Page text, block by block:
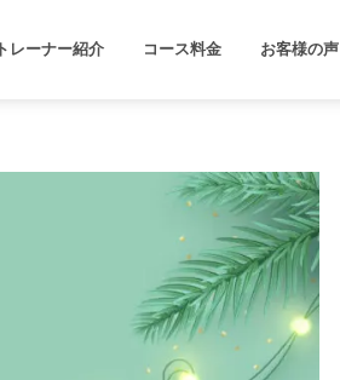
トレーナー紹介 コース料金 お客様の声